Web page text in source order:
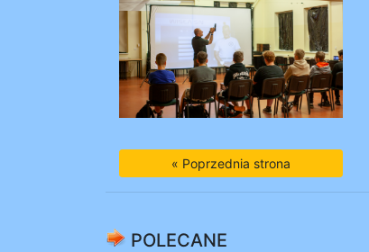
« Poprzednia strona
POLECANE